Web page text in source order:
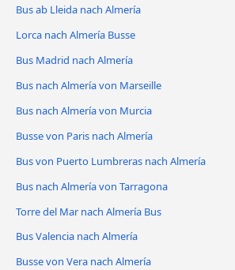
Bus ab Lleida nach Almería
Lorca nach Almería Busse
Bus Madrid nach Almería
Bus nach Almería von Marseille
Bus nach Almería von Murcia
Busse von Paris nach Almería
Bus von Puerto Lumbreras nach Almería
Bus nach Almería von Tarragona
Torre del Mar nach Almería Bus
Bus Valencia nach Almería
Busse von Vera nach Almería